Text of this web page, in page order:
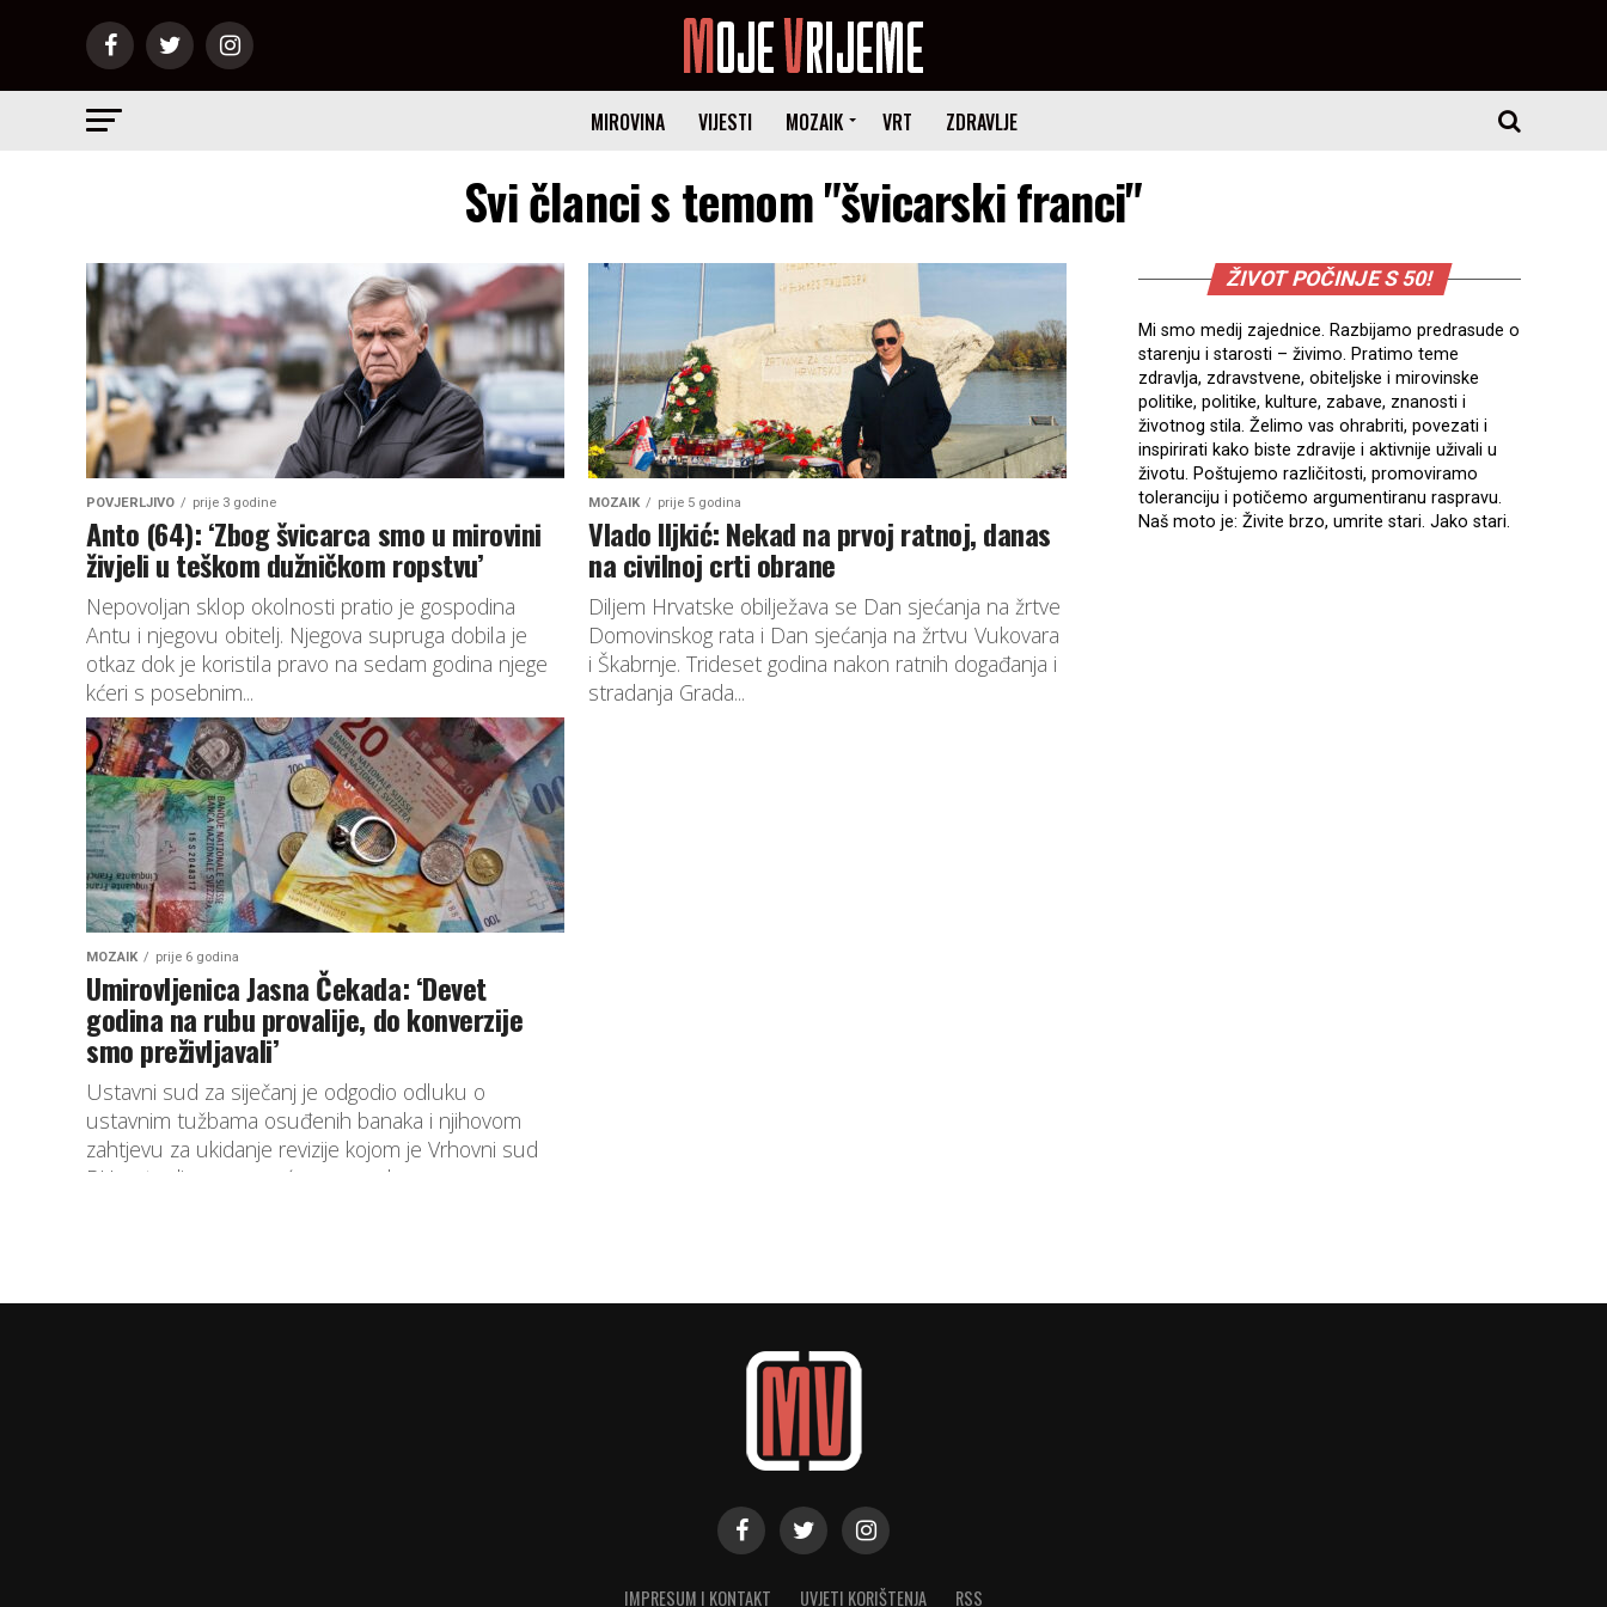
MIROVINA VIJESTI MOZAIK VRT ZDRAVLJE
Svi članci s temom "švicarski franci"
POVJERLJIVO prije 3 godine
Anto (64): ‘Zbog švicarca smo u mirovini
živjeli u teškom dužničkom ropstvu’
Nepovoljan sklop okolnosti pratio je gospodina
Antu i njegovu obitelj. Njegova supruga dobila je
otkaz dok je koristila pravo na sedam godina njege
kćeri s posebnim...
MOZAIK prije 5 godina
Vlado Iljkić: Nekad na prvoj ratnoj, danas
na civilnoj crti obrane
Diljem Hrvatske obilježava se Dan sjećanja na žrtve
Domovinskog rata i Dan sjećanja na žrtvu Vukovara
i Škabrnje. Trideset godina nakon ratnih događanja i
stradanja Grada...
MOZAIK prije 6 godina
Umirovljenica Jasna Čekada: ‘Devet
godina na rubu provalije, do konverzije
smo preživljavali’
Ustavni sud za siječanj je odgodio odluku o
ustavnim tužbama osuđenih banaka i njihovom
zahtjevu za ukidanje revizije kojom je Vrhovni sud
RH potvrdio pravomoćnu presudu...
ŽIVOT POČINJE S 50!
Mi smo medij zajednice. Razbijamo predrasude o
starenju i starosti – živimo. Pratimo teme
zdravlja, zdravstvene, obiteljske i mirovinske
politike, politike, kulture, zabave, znanosti i
životnog stila. Želimo vas ohrabriti, povezati i
inspirirati kako biste zdravije i aktivnije uživali u
životu. Poštujemo različitosti, promoviramo
toleranciju i potičemo argumentiranu raspravu.
Naš moto je: Živite brzo, umrite stari. Jako stari.
IMPRESUM I KONTAKT UVJETI KORIŠTENJA RSS